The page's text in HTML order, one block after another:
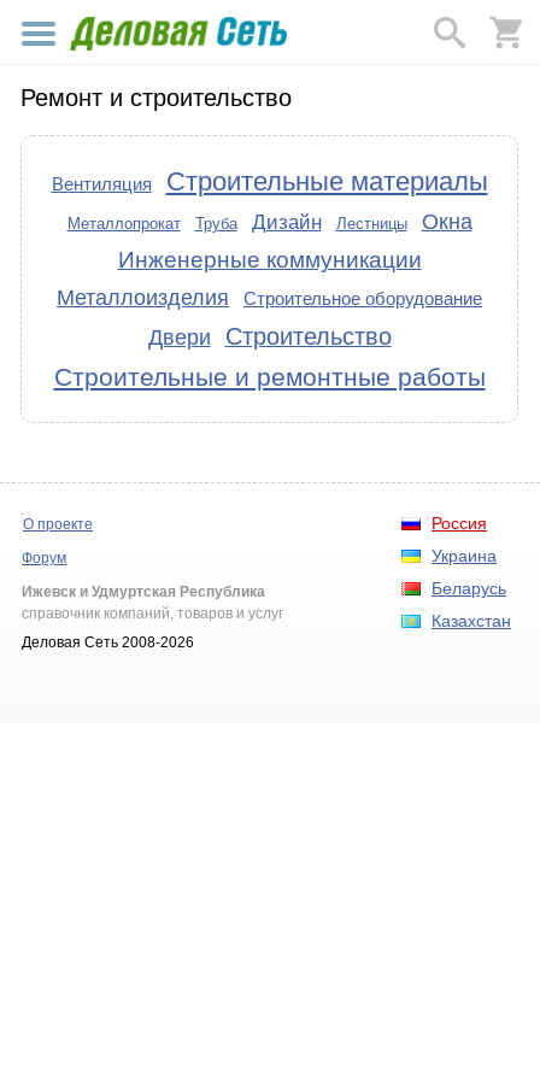
Ремонт и строительство
Вентиляция Строительные материалы
Металлопрокат Труба Дизайн Лестницы Окна
Инженерные коммуникации
Металлоизделия Строительное оборудование
Двери Строительство
Строительные и ремонтные работы
Россия
Украина
Беларусь
Казахстан
О проекте
Форум
Ижевск и Удмуртская Республика
справочник компаний, товаров и услуг
Деловая Сеть 2008-2026